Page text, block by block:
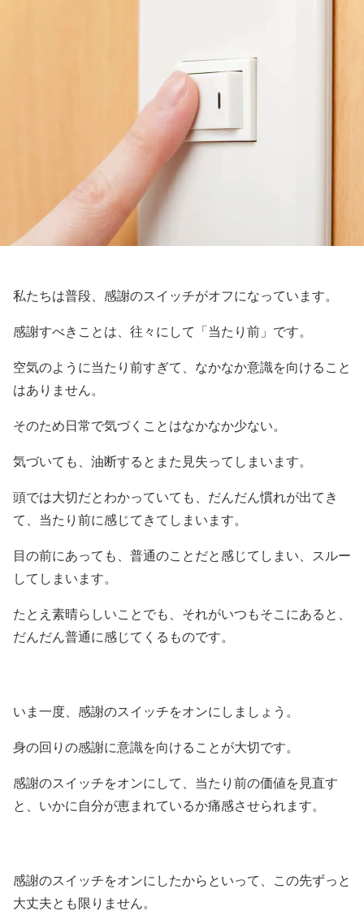
私たちは普段、感謝のスイッチがオフになっています。
感謝すべきことは、往々にして「当たり前」です。
空気のように当たり前すぎて、なかなか意識を向けること
はありません。
そのため日常で気づくことはなかなか少ない。
気づいても、油断するとまた見失ってしまいます。
頭では大切だとわかっていても、だんだん慣れが出てき
て、当たり前に感じてきてしまいます。
目の前にあっても、普通のことだと感じてしまい、スルー
してしまいます。
たとえ素晴らしいことでも、それがいつもそこにあると、
だんだん普通に感じてくるものです。
いま一度、感謝のスイッチをオンにしましょう。
身の回りの感謝に意識を向けることが大切です。
感謝のスイッチをオンにして、当たり前の価値を見直す
と、いかに自分が恵まれているか痛感させられます。
感謝のスイッチをオンにしたからといって、この先ずっと
大丈夫とも限りません。